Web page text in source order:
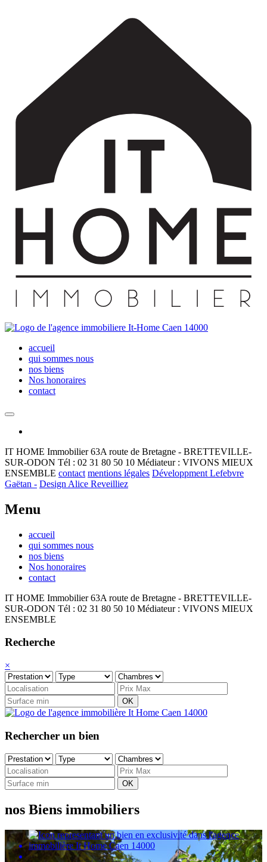
accueil
qui sommes nous
nos biens
Nos honoraires
contact
IT HOME Immobilier 63A route de Bretagne - BRETTEVILLE-
SUR-ODON Tél : 02 31 80 50 10 Médiateur : VIVONS MIEUX
ENSEMBLE contact mentions légales Développment Lefebvre
Gaëtan - Design Alice Reveilliez
Menu
accueil
qui sommes nous
nos biens
Nos honoraires
contact
IT HOME Immobilier 63A route de Bretagne - BRETTEVILLE-
SUR-ODON Tél : 02 31 80 50 10 Médiateur : VIVONS MIEUX
ENSEMBLE
Recherche
×
OK
Rechercher un bien
OK
nos Biens immobiliers